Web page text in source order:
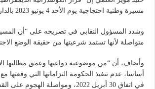
مسيرة وطنية احتجاجية يوم الأحد 4 يونيو 2023 بالدار البيضاء نافذ” .
وشدد المسؤول النقابي في تصريحه على “أن
متواصلة لأنها تستمد شرعيتها من حقيقة الوضع
وأضاف، أن “من موضوعية دواعيها وعمق مطالبها
أساسا، عدم تنفيذ الحكومة التزاماتها التي وقعتها
في اتفاق 30 أبريل 2022، ومواصلة الهجوم